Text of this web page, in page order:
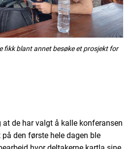
fikk blant annet besøke et prosjekt for
de har valgt å kalle konferansen
den første hele dagen ble